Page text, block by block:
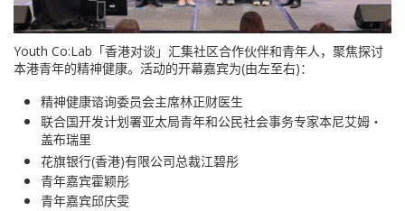
Youth Co:Lab「香港对谈」汇集社区合作伙伴和青年人，聚焦探讨
本港青年的精神健康。活动的开幕嘉宾为(由左至右)：
精神健康谘询委员会主席林正财医生
联合国开发计划署亚太局青年和公民社会事务专家本尼艾姆‧
盖布瑞里
花旗银行(香港)有限公司总裁江碧彤
青年嘉宾霍颖彤
青年嘉宾邱庆雯